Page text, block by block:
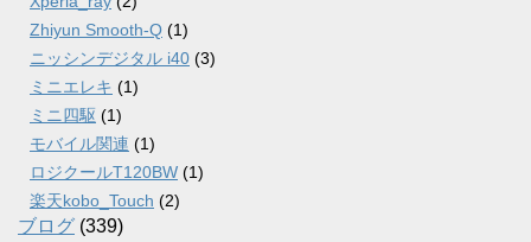
Zhiyun Smooth-Q (1)
ニッシンデジタル i40 (3)
ミニエレキ (1)
ミニ四駆 (1)
モバイル関連 (1)
ロジクールT120BW (1)
楽天kobo_Touch (2)
ブログ (339)